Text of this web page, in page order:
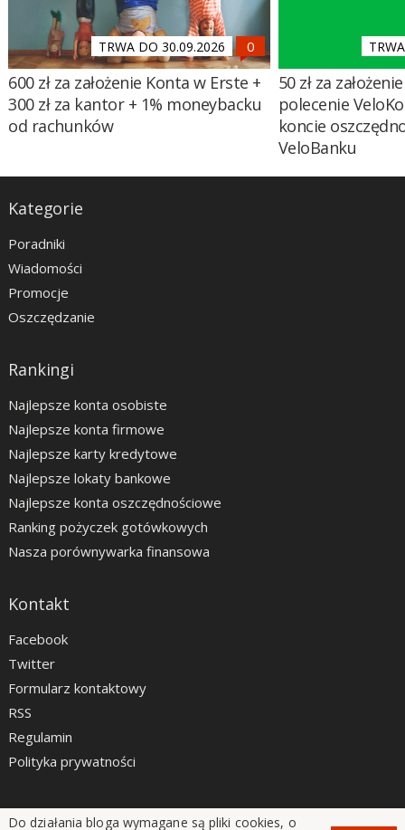
TRWA DO 30.09.2026
600 zł za założenie Konta w Erste +
300 zł za kantor + 1% moneybacku
od rachunków
50 zł za
polecenie
koncie
VeloBanku
Kategorie
Poradniki
Wiadomości
Promocje
Oszczędzanie
Rankingi
Najlepsze konta osobiste
Najlepsze konta firmowe
Najlepsze karty kredytowe
Najlepsze lokaty bankowe
Najlepsze konta oszczędnościowe
Ranking pożyczek gotówkowych
Nasza porównywarka finansowa
Kontakt
Facebook
Twitter
Formularz kontaktowy
RSS
Regulamin
Polityka prywatności
Do działania bloga wymagane są pliki cookies, o